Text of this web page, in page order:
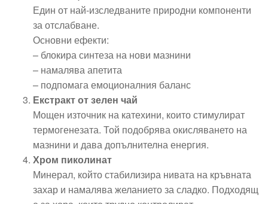
Един от най-изследваните природни компоненти
за отслабване.
Основни ефекти:
– блокира синтеза на нови мазнини
– намалява апетита
– подпомага емоционалния баланс
Екстракт от зелен чай
Мощен източник на катехини, които стимулират
термогенезата. Той подобрява окисляването на
мазнини и дава допълнителна енергия.
Хром пиколинат
Минерал, който стабилизира нивата на кръвната
захар и намалява желанието за сладко. Подходящ